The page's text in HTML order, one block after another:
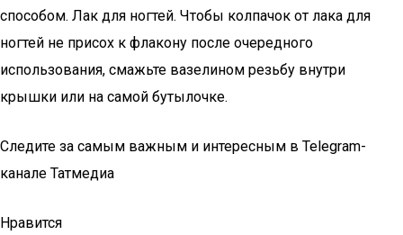
способом. Лак для ногтей. Чтобы колпачок от лака для
ногтей не присох к флакону после очередного
использования, смажьте вазелином резьбу внутри
крышки или на самой бутылочке.
Следите за самым важным и интересным в Telegram-
канале Татмедиа
Нравится